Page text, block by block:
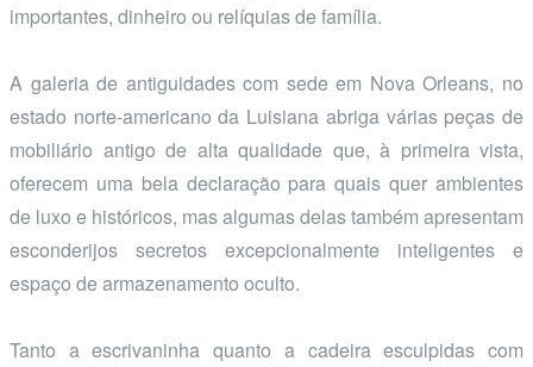
importantes, dinheiro ou relíquias de família.
A galeria de antiguidades com sede em Nova Orleans, no
estado norte-americano da Luisiana abriga várias peças de
mobiliário antigo de alta qualidade que, à primeira vista,
oferecem uma bela declaração para quais quer ambientes
de luxo e históricos, mas algumas delas também apresentam
esconderijos secretos excepcionalmente inteligentes e
espaço de armazenamento oculto.
Tanto a escrivaninha quanto a cadeira esculpidas com